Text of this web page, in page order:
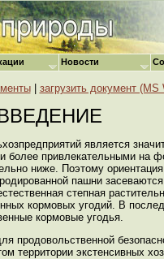
| загрузить документ (MS
является
более привлекательными на
ниже. Поэтому
пашни
степная
кормовых угодий. В
кормовые угодья.
продовольственной
территории экстенсивных
Новости